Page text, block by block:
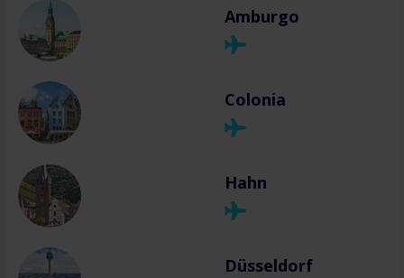
Amburgo
Colonia
Hahn
Düsseldorf